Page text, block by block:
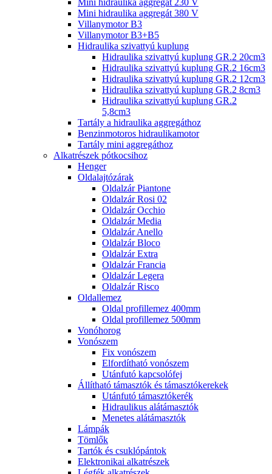
Mini hidraulika aggregát 230 V
Mini hidraulika aggregát 380 V
Villanymotor B3
Villanymotor B3+B5
Hidraulika szivattyú kuplung
Hidraulika szivattyú kuplung GR.2 20cm3
Hidraulika szivattyú kuplung GR.2 16cm3
Hidraulika szivattyú kuplung GR.2 12cm3
Hidraulika szivattyú kuplung GR.2 8cm3
Hidraulika szivattyú kuplung GR.2
5,8cm3
Tartály a hidraulika aggregáthoz
Benzinmotoros hidraulikamotor
Tartály mini aggregáthoz
Alkatrészek pótkocsihoz
Henger
Oldalajtózárak
Oldalzár Piantone
Oldalzár Rosi 02
Oldalzár Occhio
Oldalzár Media
Oldalzár Anello
Oldalzár Bloco
Oldalzár Extra
Oldalzár Francia
Oldalzár Legera
Oldalzár Risco
Oldallemez
Oldal profillemez 400mm
Oldal profillemez 500mm
Vonóhorog
Vonószem
Fix vonószem
Elfordítható vonószem
Utánfutó kapcsolófej
Állítható támasztók és támasztókerekek
Utánfutó támasztókerék
Hidraulikus alátámasztók
Menetes alátámasztók
Lámpák
Tömlők
Tartók és csuklópántok
Elektronikai alkatrészek